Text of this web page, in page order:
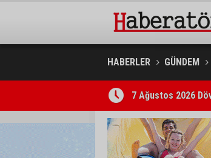
HABERLER GÜNDEM
7 Ağustos 2026